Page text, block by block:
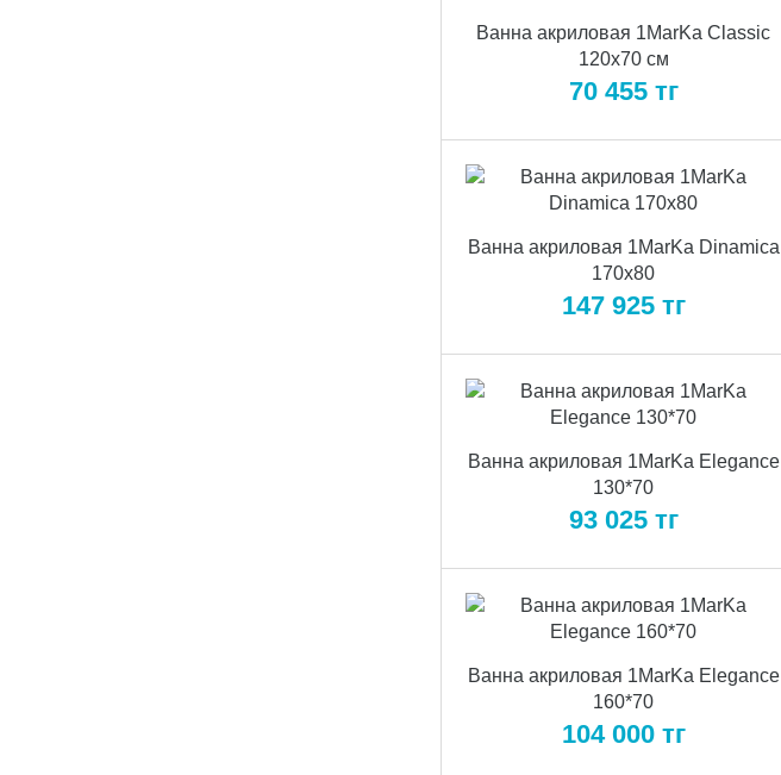
Ванна акриловая 1MarKa Classic
120х70 см
70 455 тг
Ванна акриловая 1MarKa Dinamica
170x80
147 925 тг
Ванна акриловая 1MarKa Elegance
130*70
93 025 тг
Ванна акриловая 1MarKa Elegance
160*70
104 000 тг